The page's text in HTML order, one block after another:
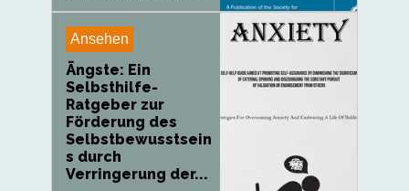
Ansehen
Ängste: Ein
Selbsthilfe-
Ratgeber zur
Förderung des
Selbstbewusstsein
s durch
Verringerung der...